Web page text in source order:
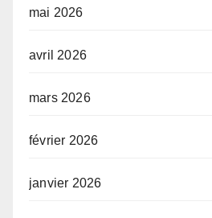
mai 2026
avril 2026
mars 2026
février 2026
janvier 2026